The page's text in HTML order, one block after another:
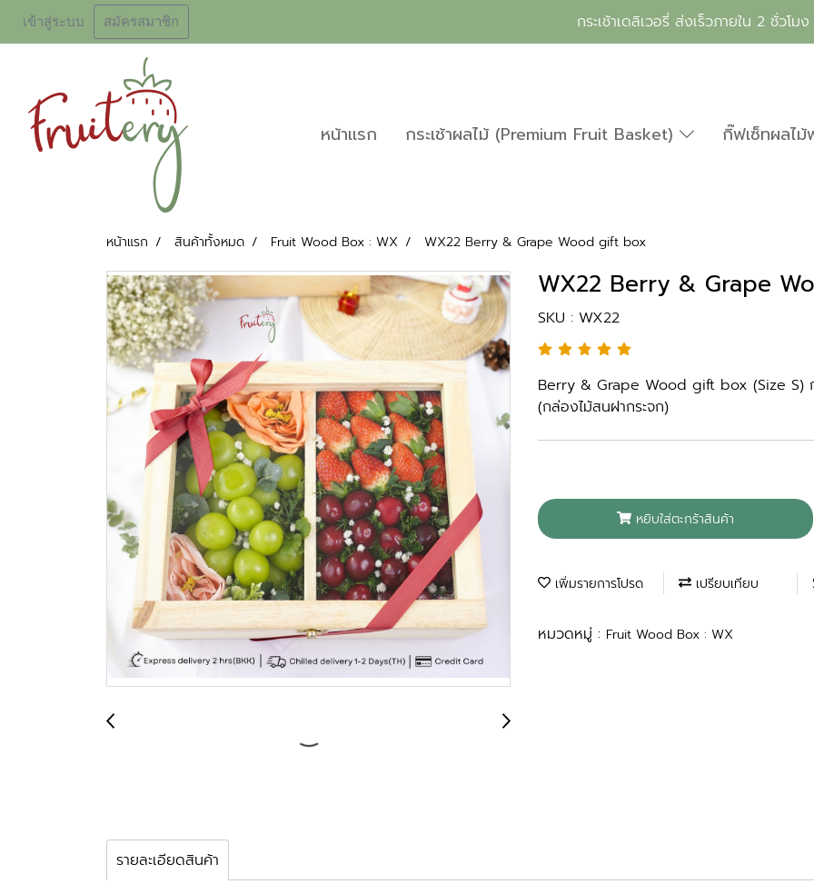
เข้าสู่ระบบ สมัครสมาชิก กระเช้าเดลิเวอรี่ ส่งเร็วภายใน 2 ชั่วโมง
หน้าเเรก กระเช้าผลไม้ (Premium Fruit Basket) กิ๊ฟเซ็ทผลไ
หน้าแรก สินค้าทั้งหมด Fruit Wood Box : WX WX22 Berry & Grape Wood gift box
WX22 Berry & Grape
SKU : WX22
Berry & Grape Wood gift box (Size
(กล่องไม้สนฝากระจก)
หยิบใส่ตะกร้าสินค้า
เพิ่มรายการโปรด เปรียบเทียบ
หมวดหมู่ : Fruit Wood Box : WX
รายละเอียดสินค้า